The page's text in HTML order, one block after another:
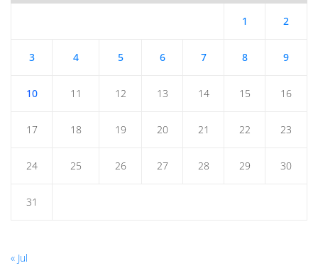
1 2
3 4 5 6 7 8 9
10 11 12 13 14 15 16
17 18 19 20 21 22 23
24 25 26 27 28 29 30
31
« Jul